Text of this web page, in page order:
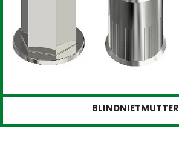
BLINDNIETMUTTER